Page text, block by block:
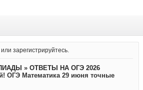
илизарегистрируйтесь
» ОТВЕТЫ НА ОГЭ 2026
ОГЭ Математика 29 июня точные